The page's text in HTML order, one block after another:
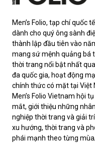
Men’s Folio, tạp chí quốc
dành cho quý ông sành
thành lập đầu tiên vào
mang sứ mệnh quảng bá
thời trang nổi bật nhất
đa quốc gia, hoạt động
chính thức có mặt tại Việt
Men’s Folio Vietnam hội
mắt, giới thiệu những
nghiệp thời trang và giải
xu hướng, thời trang và
phái mạnh theo từng